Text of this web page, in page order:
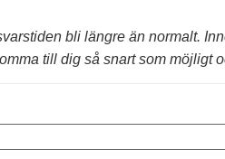
bli längre än normalt.
till dig så snart som möjligt